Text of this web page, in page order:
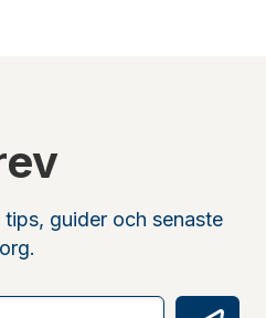
guider och senaste